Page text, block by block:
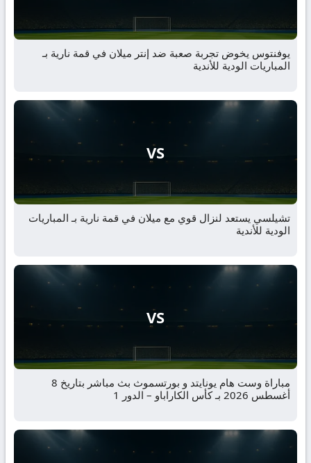
يوفنتوس يخوض تجربة صعبة ضد إنتر ميلان في قمة نارية بـ
المباريات الودية للأندية
VS
تشيلسي يستعد لنزال قوي مع ميلان في قمة نارية بـ المباريات
الودية للأندية
VS
مباراة وست هام يونايتد و بورتسموث بث مباشر بتاريخ 8
أغسطس 2026 بـ كأس الكاراباو – الدور 1